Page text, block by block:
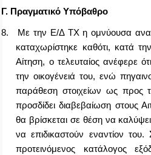
Γ. Πραγματικό Υπόβαθρο
8.
Με την Ε/Δ ΤΧ η ομνύουσα
καταχωρίστηκε καθότι, κατά
Αίτηση, ο τελευταίος ανέφερε
την οικογένειά του, ενώ
παράθεση στοιχείων ως προς
προσδίδει διαβεβαίωση στους
θα βρίσκεται σε θέση να
να επιδικαστούν εναντίον
προτεινόμενος κατάλογος